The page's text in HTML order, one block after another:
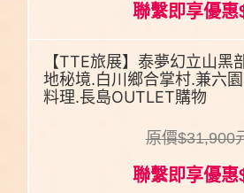
聯繫即享優惠
【TTE旅展】泰夢幻立山黑
地秘境.白川鄉合掌村.兼六
料理.長島OUTLET購物
原價$31,900
聯繫即享優惠